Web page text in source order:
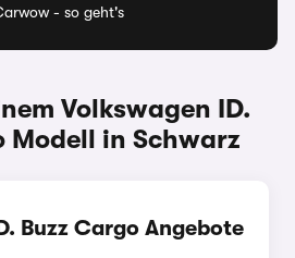
- so geht's
Volkswagen ID.
Modell in Schwarz
Buzz Cargo Angebote